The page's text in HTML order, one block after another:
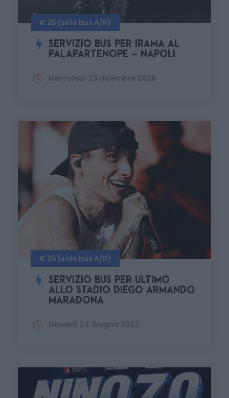
€ 25 (solo bus A/R)
SERVIZIO BUS PER IRAMA AL
PALAPARTENOPE – NAPOLI
Mercoledì 23 dicembre 2026
€ 25 (solo bus A/R)
SERVIZIO BUS PER ULTIMO
ALLO STADIO DIEGO ARMANDO
MARADONA
Giovedì 24 Giugno 2027